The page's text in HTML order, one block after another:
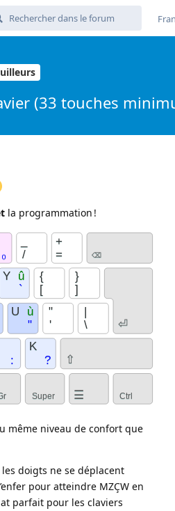
(33 touches
la programmation !
même niveau de confort que
doigts ne se déplacent
pour atteindre MZÇW en
parfait pour les claviers